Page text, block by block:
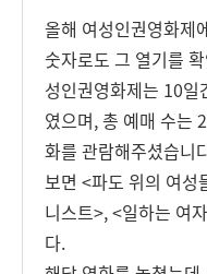
올해 여성인권영화제
숫자로도 그 열기를
성인권영화제는 10
였으며, 총 예매 수는
화를 관람해주셨습니
보면 <파도 위의 여성
니스트>, <일하는 여
다.